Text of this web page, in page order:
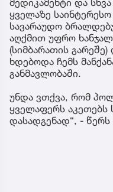
მედიკამენტი და
ყველაზე
სავარაუდო
აღქმით უფრო
(სიმბარათის გარეშე)
ხდებოდა ჩემს
განმავლობაში.
უნდა ვთქვა, რომ
ყველაფერს აკეთებს
დასადგენად“, -